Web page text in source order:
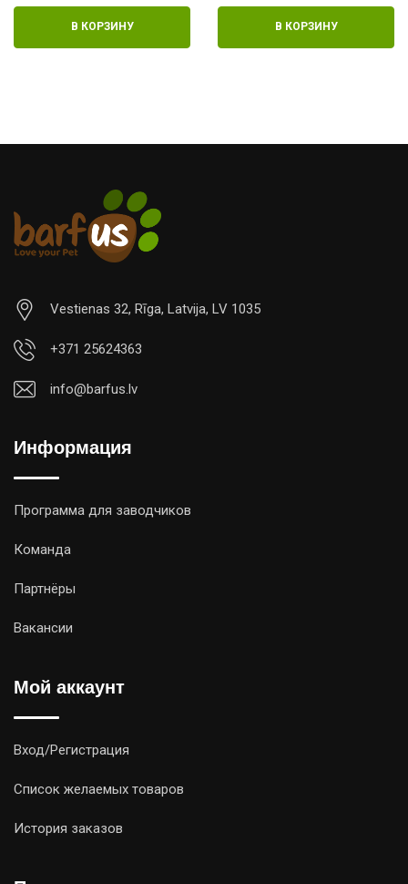
В КОРЗИНУ
В КОРЗИНУ
Vestienas 32, Rīga, Latvija, LV 1035
+371 25624363
info@barfus.lv
Информация
Программа для заводчиков
Команда
Партнёры
Вакансии
Мой аккаунт
Вход/Регистрация
Список желаемых товаров
История заказов